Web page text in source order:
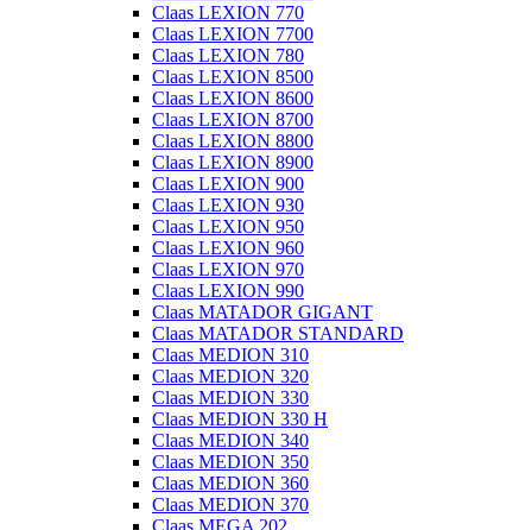
Claas LEXION 770
Claas LEXION 7700
Claas LEXION 780
Claas LEXION 8500
Claas LEXION 8600
Claas LEXION 8700
Claas LEXION 8800
Claas LEXION 8900
Claas LEXION 900
Claas LEXION 930
Claas LEXION 950
Claas LEXION 960
Claas LEXION 970
Claas LEXION 990
Claas MATADOR GIGANT
Claas MATADOR STANDARD
Claas MEDION 310
Claas MEDION 320
Claas MEDION 330
Claas MEDION 330 H
Claas MEDION 340
Claas MEDION 350
Claas MEDION 360
Claas MEDION 370
Claas MEGA 202